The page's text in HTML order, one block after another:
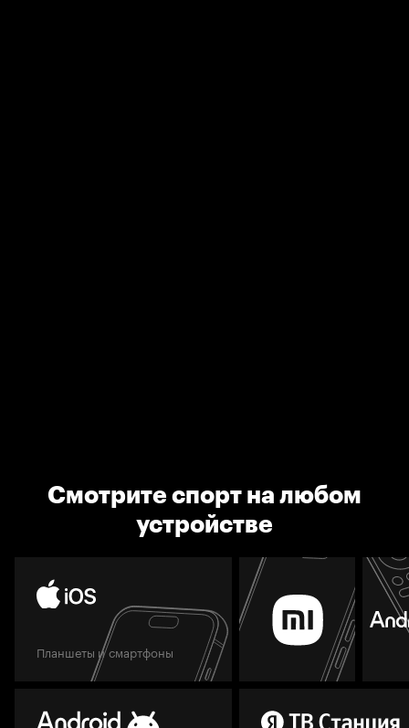
Смотрите спорт на любом
устройстве
Планшеты и смартфоны